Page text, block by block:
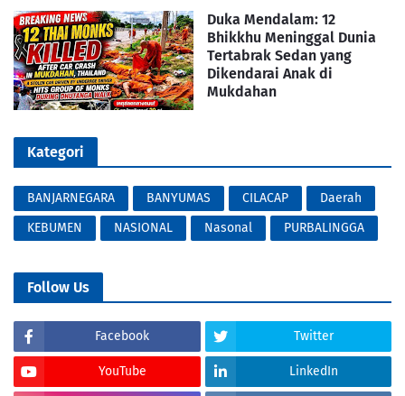
Duka Mendalam: 12
Bhikkhu Meninggal Dunia
Tertabrak Sedan yang
Dikendarai Anak di
Mukdahan
Kategori
BANJARNEGARA BANYUMAS CILACAP
Daerah
KEBUMEN
NASIONAL Nasonal PURBALINGGA
Follow Us
Facebook Twitter
YouTube LinkedIn